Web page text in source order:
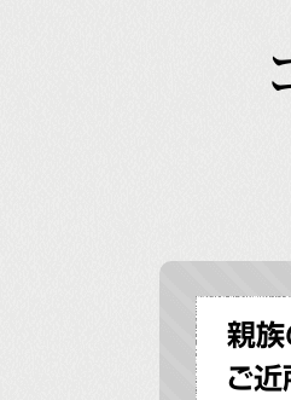
親族
ご